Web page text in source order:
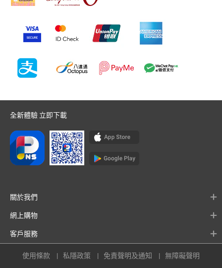
全新體驗 立即下載
關於我們
網上購物
客戶服務
使用條款 私隱政策 免責聲明及通知 無障礙聲明